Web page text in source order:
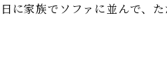
に家族でソファに並んで、